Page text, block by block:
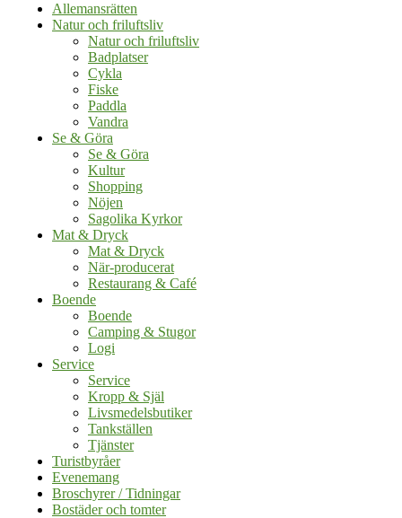
Allemansrätten
Natur och friluftsliv
Natur och friluftsliv
Badplatser
Cykla
Fiske
Paddla
Vandra
Se & Göra
Se & Göra
Kultur
Shopping
Nöjen
Sagolika Kyrkor
Mat & Dryck
Mat & Dryck
När-producerat
Restaurang & Café
Boende
Boende
Camping & Stugor
Logi
Service
Service
Kropp & Själ
Livsmedelsbutiker
Tankställen
Tjänster
Turistbyråer
Evenemang
Broschyrer / Tidningar
Bostäder och tomter